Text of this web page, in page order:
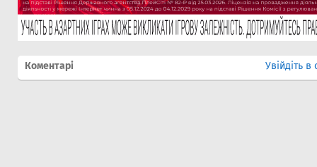
Коментарі Увійдіть в